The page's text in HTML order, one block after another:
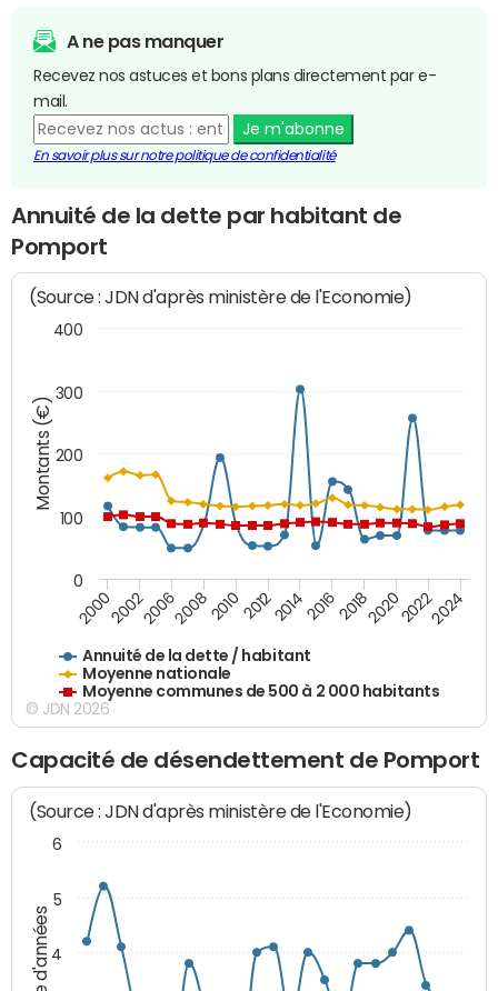
A ne pas manquer
Recevez nos astuces et bons plans directement par e-
mail.
Je m'abonne
En savoir plus sur notre politique de confidentialité
Annuité de la dette par habitant de
Pomport
Montants (€)
(Source : JDN d'après ministère de l'Economie)
Annuité de la dette / habitant
Moyenne nationale
Moyenne communes de 500 à 2 000 habitants
200020022006200820102012201420162018202020222024
0
100
200
300
400
© JDN 2026
Capacité de désendettement de Pomport
(Source : JDN d'après ministère de l'Economie)
4
5
6